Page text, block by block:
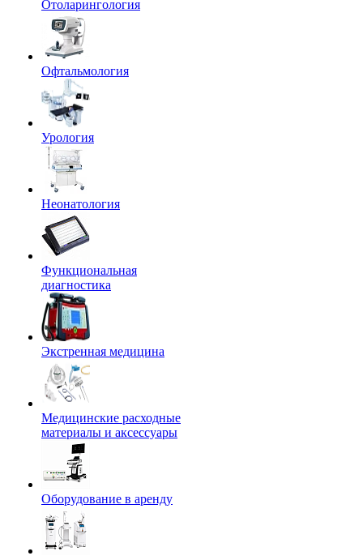
Отоларингология
Офтальмология
Урология
Неонатология
Функциональная
диагностика
Экстренная медицина
Медицинские расходные
материалы и аксессуары
Оборудование в аренду